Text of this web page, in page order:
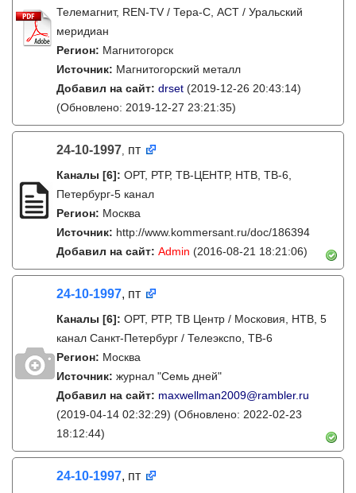
Телемагнит, REN-TV / Тера-С, АСТ / Уральский
меридиан
Регион: Магнитогорск
Источник: Магнитогорский металл
Добавил на сайт: drset (2019-12-26 20:43:14)
(Обновлено: 2019-12-27 23:21:35)
24-10-1997, пт
Каналы [6]: ОРТ, РТР, ТВ-ЦЕНТР, НТВ, ТВ-6,
Петербург-5 канал
Регион: Москва
Источник: http://www.kommersant.ru/doc/186394
Добавил на сайт: Admin (2016-08-21 18:21:06)
24-10-1997, пт
Каналы [6]: ОРТ, РТР, ТВ Центр / Московия, НТВ, 5
канал Санкт-Петербург / Телеэкспо, ТВ-6
Регион: Москва
Источник: журнал "Семь дней"
Добавил на сайт: maxwellman2009@rambler.ru
(2019-04-14 02:32:29) (Обновлено: 2022-02-23
18:12:44)
24-10-1997, пт